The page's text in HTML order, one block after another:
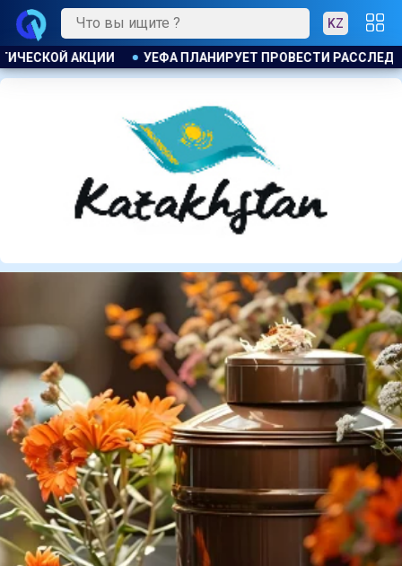
KZ
РАССЛЕДОВАНИЕ ИНИЦИАТИВЫ ФИФА ПО ПРОДАЖЕ